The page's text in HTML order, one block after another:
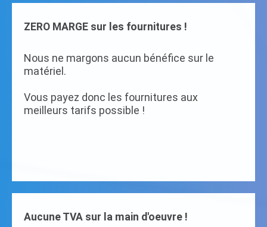
ZERO MARGE sur les fournitures !
Nous ne margons aucun bénéfice sur le
matériel.
Vous payez donc les fournitures aux
meilleurs tarifs possible !
Aucune TVA sur la main d'oeuvre !